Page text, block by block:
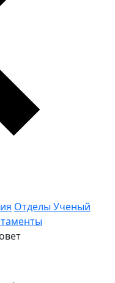
Отделы Ученый